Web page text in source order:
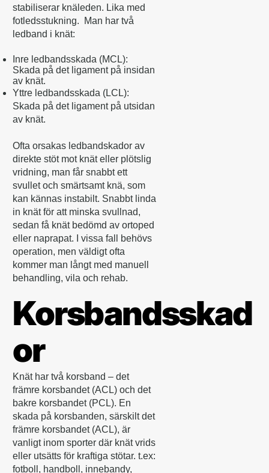
stabiliserar knäleden. Lika med
fotledsstukning. Man har två
ledband i knät:
Inre ledbandsskada (MCL):
Skada på det ligament på insidan
av knät.
Yttre ledbandsskada (LCL):
Skada på det ligament på utsidan
av knät.
Ofta orsakas ledbandskador av
direkte stöt mot knät eller plötslig
vridning, man får snabbt ett
svullet och smärtsamt knä, som
kan kännas instabilt. Snabbt linda
in knät för att minska svullnad,
sedan få knät bedömd av ortoped
eller naprapat. I vissa fall behövs
operation, men väldigt ofta
kommer man långt med manuell
behandling, vila och rehab.
Korsbandsskad
or
Knät har två korsband – det
främre korsbandet (ACL) och det
bakre korsbandet (PCL). En
skada på korsbanden, särskilt det
främre korsbandet (ACL), är
vanligt inom sporter där knät vrids
eller utsätts för kraftiga stötar. t.ex:
fotboll, handboll, innebandy,